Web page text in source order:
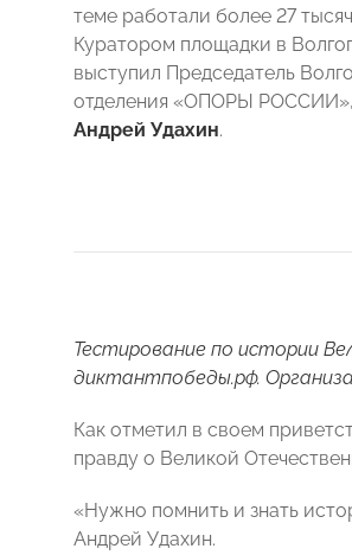
теме работали более 27
Куратором площадки в
выступил Председатель
отделения «ОПОРЫ РОССИИ»,
Андрей Удахин.
Тестирование по истории
диктантпобеды.рф.
Как отметил в своем
правду о Великой
«Нужно помнить и знать
Андрей Удахин.